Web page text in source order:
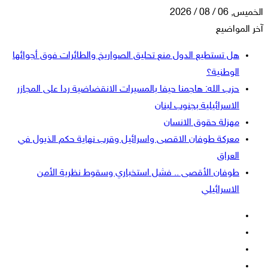
الخميس, 06 / 08 / 2026
آخر المواضيع
هل تستطيع الدول منع تحليق الصواريخ والطائرات فوق أجوائها
الوطنية؟
حزب الله: هاجمنا حيفا بالمسيرات الانقضاضية ردا على المجازر
الاسرائيلية بجنوب لبنان
مهزلة حقوق الانسان
معركة طوفان الاقصى واسرائيل وقرب نهاية حكم الذيول في
العراق
طوفان الأقصى .. فشل استخباري وسقوط نظرية الأمن
الاسرائيلي